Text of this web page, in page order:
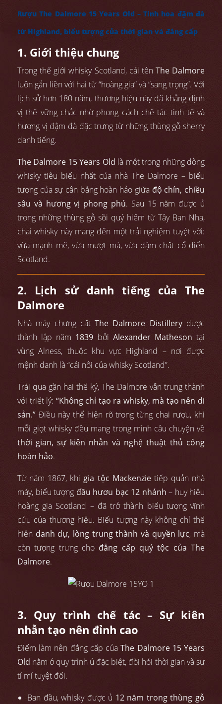
Rượu The Dalmore 15 Years Old – Tinh hoa đậm đà
từ Highland, biểu tượng của thời gian và đẳng cấp
1. Giới thiệu chung
Trong thế giới whisky Scotland, cái tên The Dalmore
luôn gắn liền với hai từ “hoàng gia” và “sang trọng”. Với
lịch sử hơn 180 năm, thương hiệu này đã khẳng định
vị thế vững chắc nhờ phong cách chế tác tinh tế và
hương vị đậm đà đặc trưng từ những thùng gỗ sherry
danh tiếng.
The Dalmore 15 Years Old là một trong những dòng
whisky tiêu biểu nhất của nhà The Dalmore – biểu
tượng của sự cân bằng hoàn hảo giữa độ chín, chiều
sâu và hương vị phong phú. Sau 15 năm được ủ
trong những thùng gỗ sồi quý hiếm từ Tây Ban Nha,
chai whisky này mang đến một trải nghiệm tuyệt vời:
vừa mạnh mẽ, vừa mượt mà, vừa đậm chất cổ điển
Scotland.
2. Lịch sử danh tiếng của The
Dalmore
Nhà máy chưng cấtThe Dalmore Distilleryđược
thành lập năm 1839 bởi Alexander Matheson tại
vùng Alness, thuộc khu vực Highland – nơi được
mệnh danh là “cái nôi của whisky Scotland”.
Trải qua gần hai thế kỷ, The Dalmore vẫn trung thành
với triết lý: “Không chỉ tạo ra whisky, mà tạo nên di
sản.” Điều này thể hiện rõ trong từng chai rượu, khi
mỗi giọt whisky đều mang trong mình câu chuyện về
thời gian, sự kiên nhẫn và nghệ thuật thủ công
hoàn hảo.
Từ năm 1867, khi gia tộc Mackenzietiếp quản nhà
máy, biểu tượng đầu hươu bạc 12 nhánh – huy hiệu
hoàng gia Scotland – đã trở thành biểu tượng vĩnh
cửu của thương hiệu. Biểu tượng này không chỉ thể
hiện danh dự, lòng trung thành và quyền lực, mà
còn tượng trưng cho đẳng cấp quý tộc của The
Dalmore.
3. Quy trình chế tác – Sự kiên
nhẫn tạo nên đỉnh cao
Điểm làm nên đẳng cấp củaThe Dalmore 15 Years
Old nằm ở quy trình ủ đặc biệt, đòi hỏi thời gian và sự
tỉ mỉ tuyệt đối.
Ban đầu, whisky được ủ 12 năm trong thùng gỗ